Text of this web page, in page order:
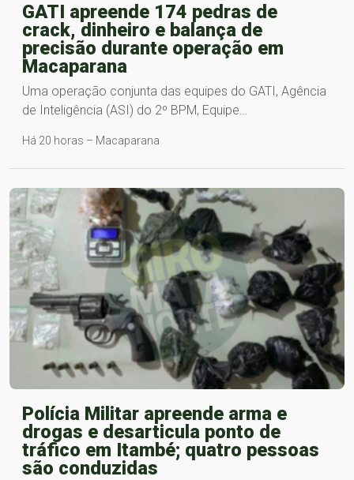
GATI apreende 174 pedras de
crack, dinheiro e balança de
precisão durante operação em
Macaparana
Uma operação conjunta das equipes do GATI, Agência
de Inteligência (ASI) do 2º BPM, Equipe…
Há 20 horas – Macaparana
Polícia Militar apreende arma e
drogas e desarticula ponto de
tráfico em Itambé; quatro pessoas
são conduzidas